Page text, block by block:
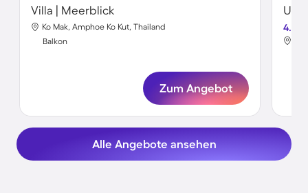
Villa | Meerblick
Ko Mak, Amphoe Ko Kut, Thailand
Balkon
Zum Angebot
4.6
Alle Angebote ansehen